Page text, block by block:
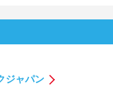
ジャパン